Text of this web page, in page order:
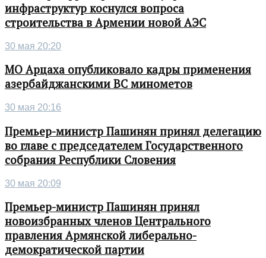
инфраструктур коснулся вопроса
строительства в Армении новой АЭС
30 мая 20:20
МО Арцаха опубликовало кадры применения
азербайджанскими ВС минометов
30 мая 20:16
Премьер-министр Пашинян принял делегацию
во главе с председателем Государственного
собрания Республики Словения
30 мая 20:09
Премьер-министр Пашинян принял
новоизбранных членов Центрального
правления Армянской либерально-
демократической партии